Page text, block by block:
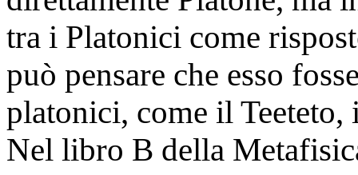
tra i Platonici come
può pensare che esso
platonici, come il
Nel libro B della